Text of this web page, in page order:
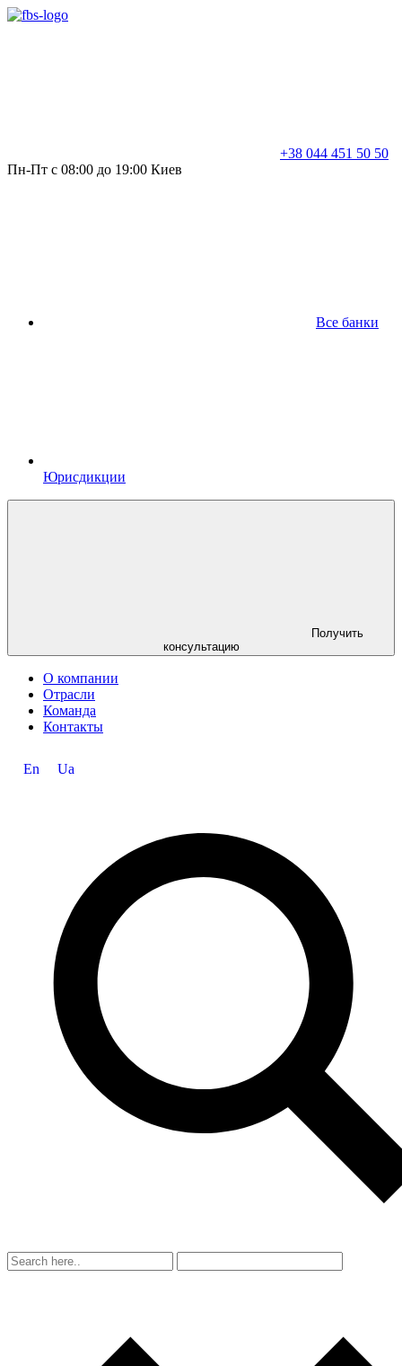
+38 044 451 50 50
Пн-Пт с 08:00 до 19:00 Киев
Все банки
Юрисдикции
Получить
консультацию
О компании
Отрасли
Команда
Контакты
En Ua